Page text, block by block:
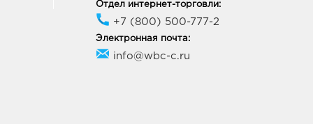
МегаГРИНН: 672.0
Курская обл, г Курск,
Отдел интернет-торговли:
+7 (800) 500-777-2
Электронная почта:
info@wbc-c.ru